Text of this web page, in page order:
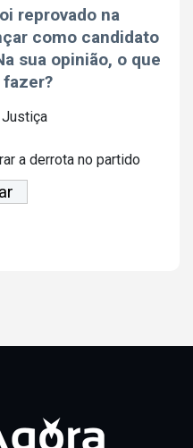
reprovado na
como candidato
sua opinião, o que
Justiça
a derrota no partido